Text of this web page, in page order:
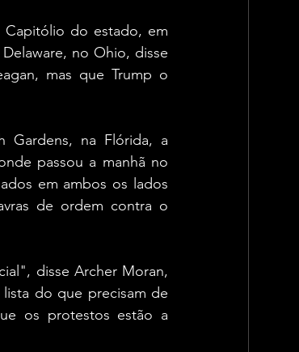
Capitólio do estado, em
no Ohio, disse
mas que Trump o
Gardens, na Flórida, a
passou a manhã no
em ambos os lados
de ordem contra o
disse Archer Moran,
do que precisam de
os protestos estão a